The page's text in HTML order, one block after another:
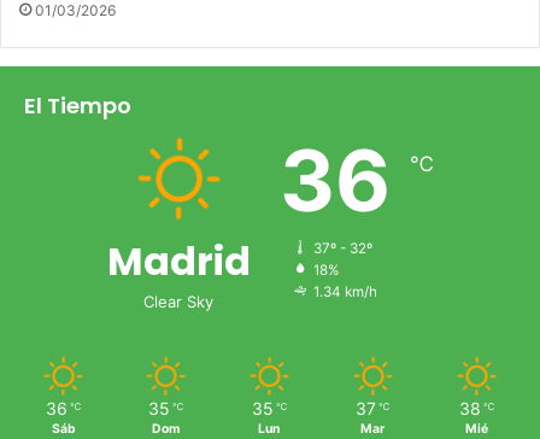
01/03/2026
El Tiempo
Madrid
Clear Sky
36 ℃
37º - 32º
18%
1.34 km/h
36 ℃
Sáb
35 ℃
Dom
35 ℃
Lun
37 ℃
Mar
38 ℃
Mié